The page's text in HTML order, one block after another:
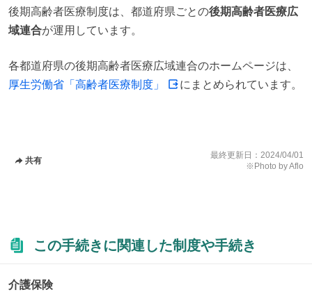
後期高齢者医療制度は、都道府県ごとの後期高齢者医療広
域連合が運用しています。
各都道府県の後期高齢者医療広域連合のホームページは、
厚生労働省「高齢者医療制度」
にまとめられています。
共有
最終更新日： 2024/04/01
※Photo by Aflo
この手続きに関連した制度や手続き
介護保険